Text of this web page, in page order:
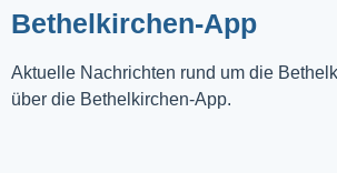
Bethelkirchen-App
Aktuelle Nachrichten rund um die
über die Bethelkirchen-App.